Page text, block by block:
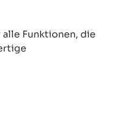
Funktionen, die